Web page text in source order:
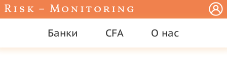
Risk – Monitoring
Банки CFA О нас